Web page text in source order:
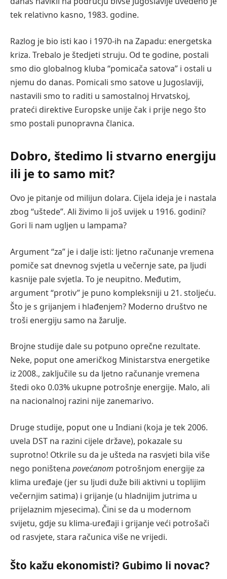
tek relativno kasno, 1983. godine.
Razlog je bio isti kao i 1970-ih na Zapadu: energetska
kriza. Trebalo je štedjeti struju. Od te godine, postali
smo dio globalnog kluba “pomicača satova” i ostali u
njemu do danas. Pomicali smo satove u Jugoslaviji,
nastavili smo to raditi u samostalnoj Hrvatskoj,
prateći direktive Europske unije čak i prije nego što
smo postali punopravna članica.
Dobro, štedimo li stvarno energiju
ili je to samo mit?
Ovo je pitanje od milijun dolara. Cijela ideja je i nastala
zbog “uštede”. Ali živimo li još uvijek u 1916. godini?
Gori li nam ugljen u lampama?
Argument “za” je i dalje isti: ljetno računanje vremena
pomiče sat dnevnog svjetla u večernje sate, pa ljudi
kasnije pale svjetla. To je neupitno. Međutim,
argument “protiv” je puno kompleksniji u 21. stoljeću.
Što je s grijanjem i hlađenjem? Moderno društvo ne
troši energiju samo na žarulje.
Brojne studije dale su potpuno oprečne rezultate.
Neke, poput one američkog Ministarstva energetike
iz 2008., zaključile su da ljetno računanje vremena
štedi oko 0.03% ukupne potrošnje energije. Malo, ali
na nacionalnoj razini nije zanemarivo.
Druge studije, poput one u Indiani (koja je tek 2006.
uvela DST na razini cijele države), pokazale su
suprotno! Otkrile su da je ušteda na rasvjeti bila više
nego poništena povećanom potrošnjom energije za
klima uređaje (jer su ljudi duže bili aktivni u toplijim
večernjim satima) i grijanje (u hladnijim jutrima u
prijelaznim mjesecima). Čini se da u modernom
svijetu, gdje su klima-uređaji i grijanje veći potrošači
od rasvjete, stara računica više ne vrijedi.
Što kažu ekonomisti? Gubimo li novac?